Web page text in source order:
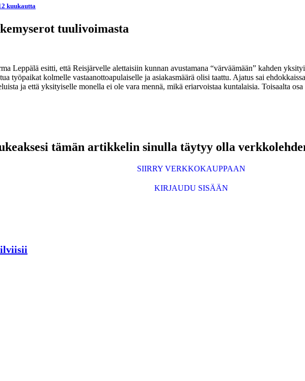
kuukautta
tuulivoimasta
Leppälä esitti, että Reisjärvelle alettaisiin kunnan avustamana “värväämään” kahden
työpaikat kolmelle vastaanottoapulaiselle ja asiakasmäärä olisi taattu. Ajatus sai
ja että yksityiselle monella ei ole vara mennä, mikä eriarvoistaa kuntalaisia. Toisaalta
tämän artikkelin sinulla täytyy olla
SIIRRY VERKKOKAUPPAAN
KIRJAUDU SISÄÄN